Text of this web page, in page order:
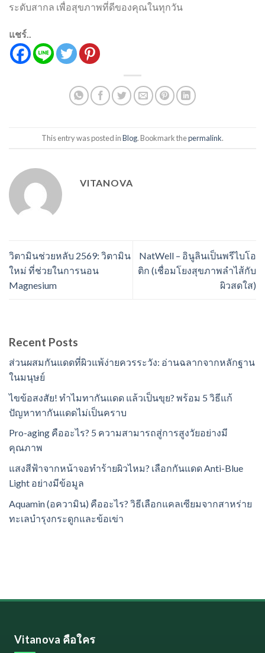
ระดับสากล เพื่อสุขภาพที่ดีของคุณในทุกวัน
แชร์..
This entry was posted inBlog. Bookmark thepermalink.
VITANOVA
วิตามินช่วยหลับ 2569: วิตามิน
ใหม่ ที่ช่วยในการนอน
Magnesium
NatWell – อินูลินเป็นพรีไบโอ
ติก (เชื่อมโยงสุขภาพลำไส้กับ
ผิวสดใส)
Recent Posts
ส่วนผสมกันแดดที่ผิวแพ้ง่ายควรระวัง: อ่านฉลากจากหลักฐาน
ในมนุษย์
ไขข้อสงสัย! ทำไมทากันแดด แล้วเป็นขุย? พร้อม 5 วิธีแก้
ปัญหาทากันแดดไม่เป็นคราบ
Pro-aging คืออะไร? 5 ความสามารถสู่การสูงวัยอย่างมี
คุณภาพ
แสงสีฟ้าจากหน้าจอทำร้ายผิวไหม? เลือกกันแดด Anti-Blue
Light อย่างมีข้อมูล
Aquamin (อความิน) คืออะไร? วิธีเลือกแคลเซียมจากสาหร่าย
ทะเลบำรุงกระดูกและข้อเข่า
Vitanova คือใคร